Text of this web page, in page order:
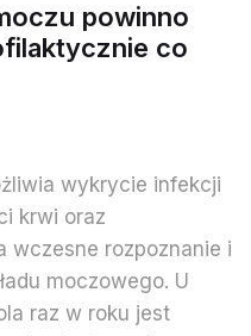
powinno
co
wykrycie infekcji
krwi oraz
wczesne rozpoznanie i
moczowego. U
raz w roku jest